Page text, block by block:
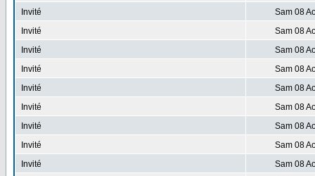
Invité
Sam 08
Invité
Sam 08
Invité
Sam 08
Invité
Sam 08
Invité
Sam 08
Invité
Sam 08
Invité
Sam 08
Invité
Sam 08
Invité
Sam 08